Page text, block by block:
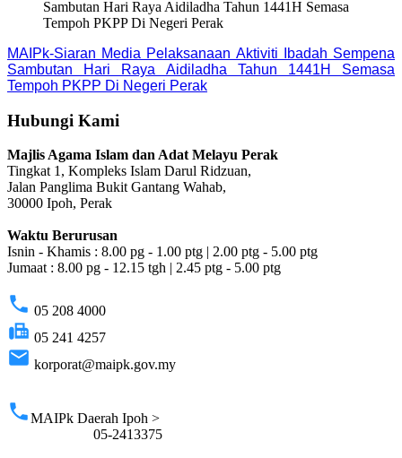
Sambutan Hari Raya Aidiladha Tahun 1441H Semasa
Tempoh PKPP Di Negeri Perak
MAIPk-Siaran Media Pelaksanaan Aktiviti Ibadah Sempena
Sambutan Hari Raya Aidiladha Tahun 1441H Semasa
Tempoh PKPP Di Negeri Perak
Hubungi Kami
Majlis Agama Islam dan Adat Melayu Perak
Tingkat 1, Kompleks Islam Darul Ridzuan,
Jalan Panglima Bukit Gantang Wahab,
30000 Ipoh, Perak
Waktu Berurusan
Isnin - Khamis : 8.00 pg - 1.00 ptg | 2.00 ptg - 5.00 ptg
Jumaat : 8.00 pg - 12.15 tgh | 2.45 ptg - 5.00 ptg
phone 05 208 4000
fax 05 241 4257
email korporat@maipk.gov.my
phoneMAIPk Daerah Ipoh >
05-2413375